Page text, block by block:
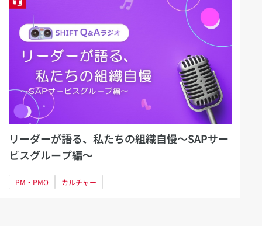
リーダーが語る、私たちの組織自慢～SAPサー
ビスグループ編～
PM・PMO カルチャー